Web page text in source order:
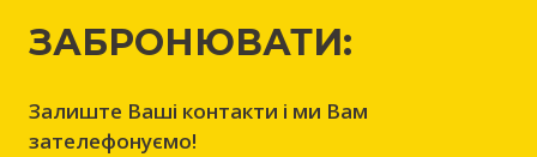
ЗАБРОНЮВАТИ:
Залиште Ваші контакти і ми Вам
зателефонуємо!